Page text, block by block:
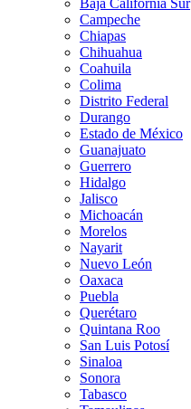
Baja California Sur
Campeche
Chiapas
Chihuahua
Coahuila
Colima
Distrito Federal
Durango
Estado de México
Guanajuato
Guerrero
Hidalgo
Jalisco
Michoacán
Morelos
Nayarit
Nuevo León
Oaxaca
Puebla
Querétaro
Quintana Roo
San Luis Potosí
Sinaloa
Sonora
Tabasco